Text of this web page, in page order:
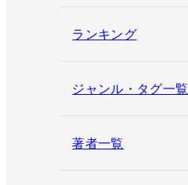
ランキング
ジャンル・タグ一覧
著者一覧